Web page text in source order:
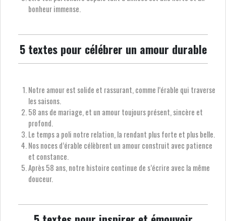
bonheur immense.
5 textes pour célébrer un amour durable
Notre amour est solide et rassurant, comme l’érable qui traverse
les saisons.
58 ans de mariage, et un amour toujours présent, sincère et
profond.
Le temps a poli notre relation, la rendant plus forte et plus belle.
Nos noces d’érable célèbrent un amour construit avec patience
et constance.
Après 58 ans, notre histoire continue de s’écrire avec la même
douceur.